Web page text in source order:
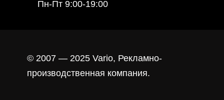
Пн-Пт 9:00-19:00
© 2007 — 2025 Vario, Рекламно-
производственная компания.